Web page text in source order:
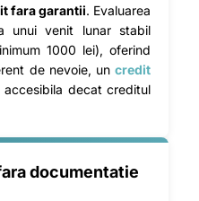
fara garantii. Evaluarea
unui venit lunar stabil
1000 lei), oferind
de nevoie, un credit
decat creditul
documentatie